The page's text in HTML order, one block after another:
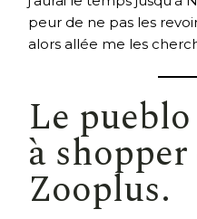
peur de ne pas les
alors allée me les
Le
à
Zooplus.